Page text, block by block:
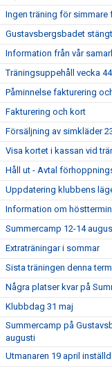
Ingen träning för
Gustavsbergsbadet
Information från vår
Träningsuppehåll vecka 44
Påminnelse fakturering
Fakturering och kort
Försäljning av simkläder
Visa kortet i kassan vid
Håll ut - Avtal
Uppdatering klubbens
Information om
Summercamp 12-14
Extraträningar i sommar
Sista träningen denna
Några platser kvar på
Klubbdag 31 maj
Summercamp på
augusti
Utmanaren 19 april inställd